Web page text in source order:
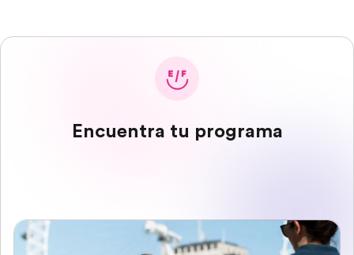
Encuentra tu programa